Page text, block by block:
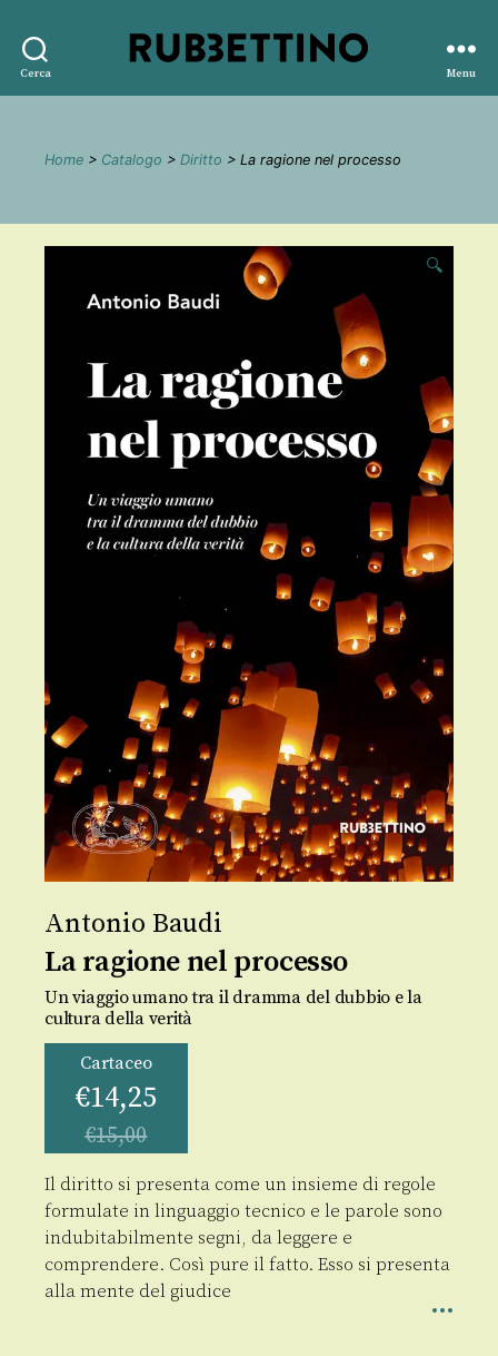
Cerca
editore
Menu
Home > Catalogo > Diritto > La ragione nel processo
🔍
Antonio Baudi
La ragione nel processo
Un viaggio umano tra il dramma del dubbio e la
cultura della verità
Cartaceo
€14,25
€15,00
Il diritto si presenta come un insieme di regole
formulate in linguaggio tecnico e le parole sono
indubitabilmente segni, da leggere e
comprendere. Così pure il fatto. Esso si presenta
alla mente del giudice